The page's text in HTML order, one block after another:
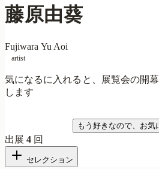
藤原由葵
Fujiwara Yu Aoi
artist
気になるに入れると、展覧会の開
します
もう好きなので、お気
出展4 回
セレクション